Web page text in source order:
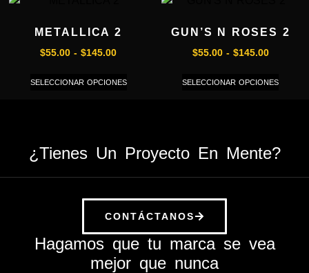
METALLICA 2
$55.00 - $145.00
SELECCIONAR OPCIONES
GUN’S N ROSES 2
$55.00 - $145.00
SELECCIONAR OPCIONES
¿Tienes Un Proyecto En Mente?
CONTÁCTANOS
Hagamos que tu marca se vea
mejor que nunca